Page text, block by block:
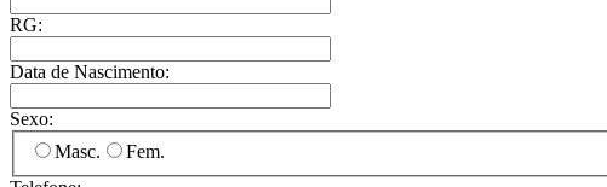
RG:
Data de Nascimento:
Sexo:
Masc.
Fem.